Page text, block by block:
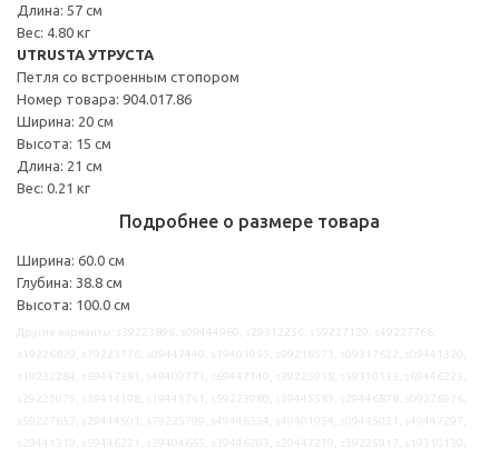
Длина: 57 см
Вес: 4.80 кг
UTRUSTA УТРУСТА
Петля со встроенным стопором
Номер товара: 904.017.86
Ширина: 20 см
Высота: 15 см
Длина: 21 см
Вес: 0.21 кг
Подробнее о размере товара
Ширина: 60.0 см
Глубина: 38.8 см
Высота: 100.0 см